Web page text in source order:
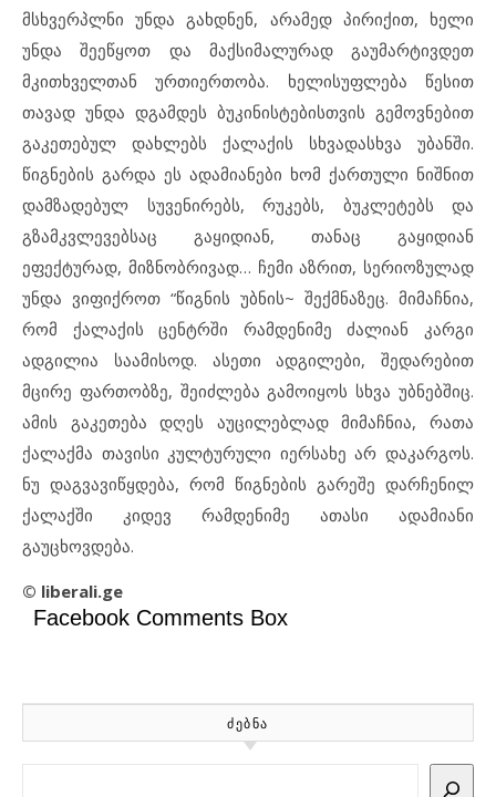
მსხვერპლნი უნდა გახდნენ, არამედ პირიქით, ხელი
უნდა შეეწყოთ და მაქსიმალურად გაუმარტივდეთ
მკითხველთან ურთიერთობა. ხელისუფლება წესით
თავად უნდა დგამდეს ბუკინისტებისთვის გემოვნებით
გაკეთებულ დახლებს ქალაქის სხვადასხვა უბანში.
წიგნების გარდა ეს ადამიანები ხომ ქართული ნიშნით
დამზადებულ სუვენირებს, რუკებს, ბუკლეტებს და
გზამკვლევებსაც გაყიდიან, თანაც გაყიდიან
ეფექტურად, მიზნობრივად… ჩემი აზრით, სერიოზულად
უნდა ვიფიქროთ “წიგნის უბნის~ შექმნაზეც. მიმაჩნია,
რომ ქალაქის ცენტრში რამდენიმე ძალიან კარგი
ადგილია საამისოდ. ასეთი ადგილები, შედარებით
მცირე ფართობზე, შეიძლება გამოიყოს სხვა უბნებშიც.
ამის გაკეთება დღეს აუცილებლად მიმაჩნია, რათა
ქალაქმა თავისი კულტურული იერსახე არ დაკარგოს.
ნუ დაგვავიწყდება, რომ წიგნების გარეშე დარჩენილ
ქალაქში კიდევ რამდენიმე ათასი ადამიანი
გაუცხოვდება.
© liberali.ge
Facebook Comments Box
ᲫᲔᲑᲜᲐ